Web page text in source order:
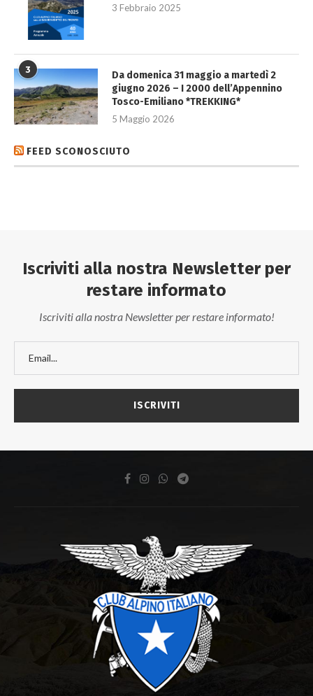
3 Febbraio 2025
3
Da domenica 31 maggio a martedì 2
giugno 2026 – I 2000 dell’Appennino
Tosco-Emiliano *TREKKING*
5 Maggio 2026
FEED SCONOSCIUTO
Iscriviti alla nostra Newsletter per
restare informato
Iscriviti alla nostra Newsletter per restare informato!